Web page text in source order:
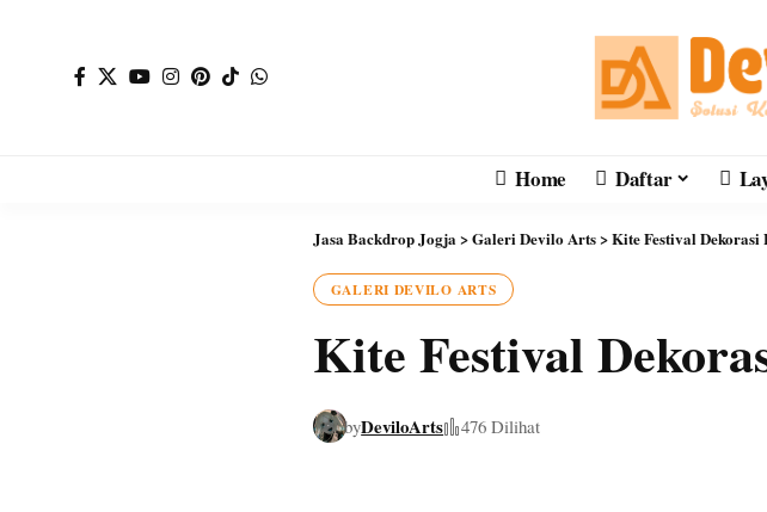
Home Daftar
Jasa Backdrop Jogja>Galeri Devilo Arts>Kite Festival Dekorasi
GALERI DEVILO ARTS
Kite Festival
byDeviloArts 476 Dilihat